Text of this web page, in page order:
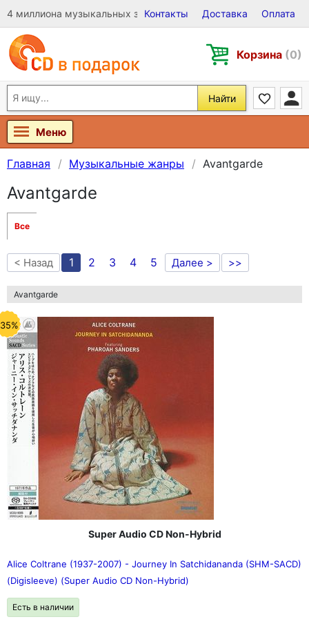
4 миллиона музыкальных записей на Виниле, CD и DVD
Контакты Доставка Оплата
Корзина (0)
Найти
Меню
Главная Музыкальные жанры Avantgarde
Avantgarde
Все
< Назад 1 2 3 4 5 Далее > >>
Avantgarde
Super Audio CD Non-Hybrid
Alice Coltrane (1937-2007) - Journey In Satchidananda (SHM-SACD)
(Digisleeve) (Super Audio CD Non-Hybrid)
Есть в наличии